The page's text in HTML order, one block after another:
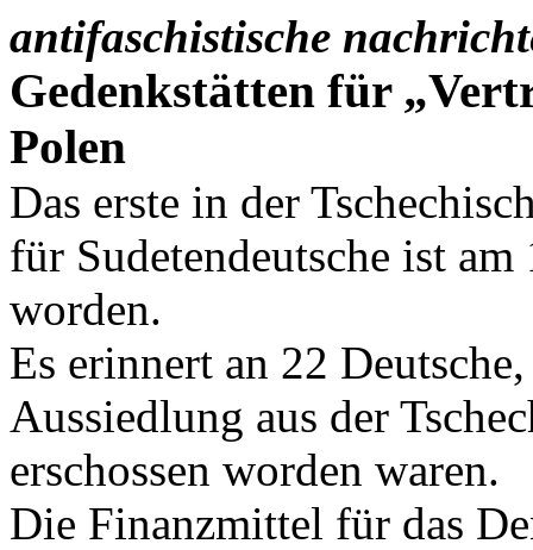
antifaschistische
Gedenkstätten für
Polen
Das erste in der
für Sudetendeutsche ist
worden.
Es erinnert an 22
Aussiedlung aus der
erschossen worden waren.
Die Finanzmittel für das